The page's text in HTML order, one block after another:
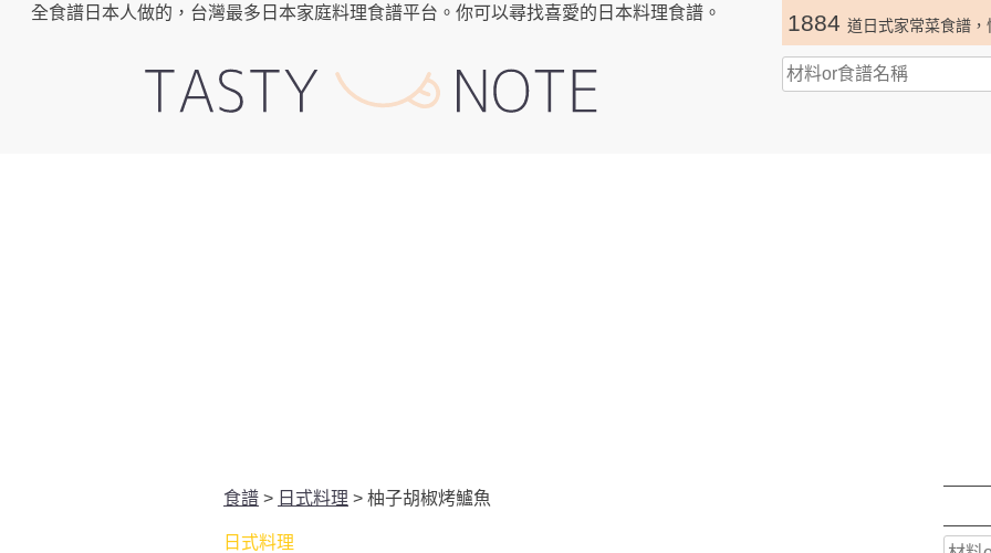
全食譜日本人做的，台灣最多日本家庭料理食譜平台。你可以尋找喜愛的日本料理食譜。 1884 道日式家常菜食譜，
食譜 > 日式料理 > 柚子胡椒烤鱸魚
日式料理